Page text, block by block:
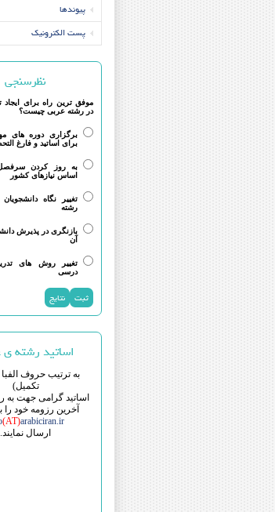
پیوندها
پست الکترونیک
نظرسنجی
موفق ترین راه برای
در رشته عربی چیست؟
برگزاری دوره های
برای اساتید و فارغ
به روز کردن
اساس نیازهای کشور
تغییر نگاه
رشته
بازنگری در پذیرش
آن
تغییر روش های
درسی
اساتید رشته
به ترتیب حروف
تکمیل)
اساتید گرامی جهت به
آخرین رزومه خود را
(AT)arabiciran.ir
ارسال نمایند.